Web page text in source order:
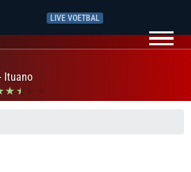
LIVE VOETBAL
Ituano